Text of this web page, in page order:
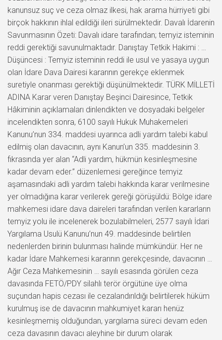
kanunsuz suç ve ceza olmaz ilkesi, hak arama hürriyeti gibi
birçok hakkının ihlal edildiği ileri sürülmektedir. Davalı İdarenin
Savunmasının Özeti: Davalı idare tarafından; temyiz isteminin
reddi gerektiği savunulmaktadır. Danıştay Tetkik Hakimi : …
Düşüncesi : Temyiz isteminin reddi ile usul ve yasaya uygun
olan İdare Dava Dairesi kararının gerekçe eklenmek
suretiyle onanması gerektiği düşünülmektedir. TÜRK MİLLETİ
ADINA Karar veren Danıştay Beşinci Dairesince, Tetkik
Hâkiminin açıklamaları dinlendikten ve dosyadaki belgeler
incelendikten sonra, 6100 sayılı Hukuk Muhakemeleri
Kanunu’nun 334. maddesi uyarınca adli yardım talebi kabul
edilmiş olan davacının, aynı Kanun’un 335. maddesinin 3.
fıkrasında yer alan “Adli yardım, hükmün kesinleşmesine
kadar devam eder.” düzenlemesi gereğince temyiz
aşamasındaki adli yardım talebi hakkında karar verilmesine
yer olmadığına karar verilerek gereği görüşüldü: Bölge idare
mahkemesi idare dava daireleri tarafından verilen kararların
temyiz yolu ile incelenerek bozulabilmeleri, 2577 sayılı İdari
Yargılama Usulü Kanunu’nun 49. maddesinde belirtilen
nedenlerden birinin bulunması halinde mümkündür. Her ne
kadar İdare Mahkemesi kararının gerekçesinde, davacının …
Ağır Ceza Mahkemesinin … sayılı esasında görülen ceza
davasında FETÖ/PDY silahlı terör örgütüne üye olma
suçundan hapis cezası ile cezalandırıldığı belirtilerek hüküm
kurulmuş ise de davacının mahkumiyet kararı henüz
kesinleşmemiş olduğundan, yargılama süreci devam eden
ceza davasının davacı aleyhine bir durum olarak